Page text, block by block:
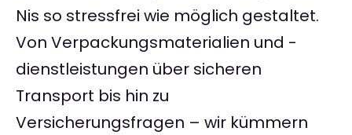
Nis so stressfrei wie möglich gestaltet.
Von Verpackungsmaterialien und -
dienstleistungen über sicheren
Transport bis hin zu
Versicherungsfragen – wir kümmern